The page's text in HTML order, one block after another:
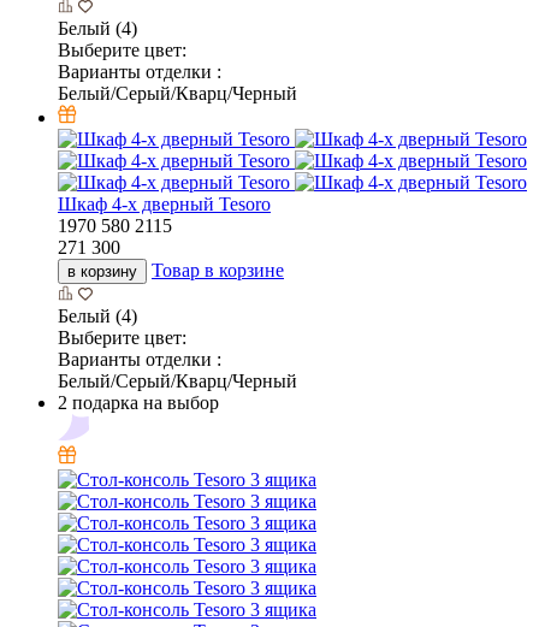
Белый (4)
Выберите цвет:
Варианты отделки :
Белый/Серый/Кварц/Черный
Шкаф 4-х дверный Tesoro
1970 580 2115
271 300
в корзину Товар в корзине
Белый (4)
Выберите цвет:
Варианты отделки :
Белый/Серый/Кварц/Черный
2 подарка на выбор